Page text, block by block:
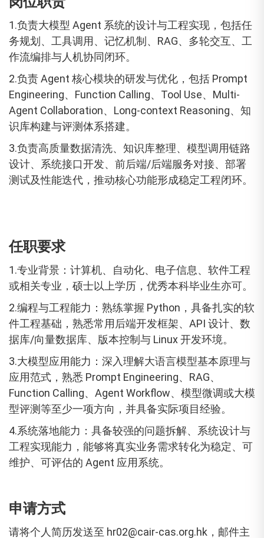
1.负责大模型 Agent 系统的设计与工程实现，包括任
务规划、工具调用、记忆机制、RAG、多轮交互、工
作流编排与人机协同闭环。
2.负责 Agent 核心模块的研发与优化，包括 Prompt
Engineering、Function Calling、Tool Use、Multi-
Agent Collaboration、Long-context Reasoning、知
识库构建与评测体系搭建。
3.负责高质量数据清洗、知识库整理、模型调用链路
设计、系统接口开发、前后端/后端服务对接、部署
测试及性能迭代，推动核心功能形成稳定工程闭环。
任职要求
1.专业背景：计算机、自动化、电子信息、软件工程
或相关专业，硕士以上学历，优秀本科毕业生亦可。
2.编程与工程能力：熟练掌握 Python，具备扎实的软
件工程基础，熟悉常用后端开发框架、API 设计、数
据库/向量数据库、版本控制与 Linux 开发环境。
3.大模型应用能力：深入理解大语言模型基本原理与
应用范式，熟悉 Prompt Engineering、RAG、
Function Calling、Agent Workflow、模型微调或大模
型评测等至少一项方向，并具备实际项目经验。
4.系统落地能力：具备较强的问题拆解、系统设计与
工程实现能力，能够将真实业务需求转化为稳定、可
维护、可评估的 Agent 应用系统。
申请方式
请将个人简历发送至 hr02@cair-cas.org.hk，邮件主